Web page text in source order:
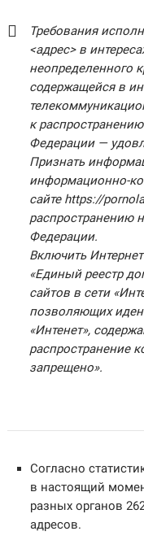
Требования
<адрес> в
неопределенного
содержащейся в
к
Федерации —
Признать
информационно-
сайте https://
распространению
Федерации.
Включить
«Единый реестр
сайтов в сети
позволяющих
«Интенет»,
распространение
запрещено».
Согласно
в настоящий
разных органов
адресов.